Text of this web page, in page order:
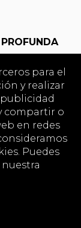
DE
para el
y realizar
compartir o
en redes
Puedes